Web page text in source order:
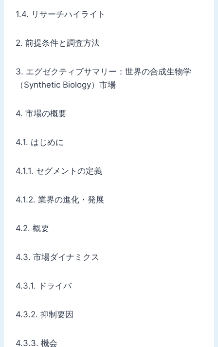
1.4. リサーチハイライト
2. 前提条件と調査方法
3. エグゼクティブサマリー：世界の合成生物学
（Synthetic Biology）市場
4. 市場の概要
4.1. はじめに
4.1.1. セグメントの定義
4.1.2. 業界の進化・発展
4.2. 概要
4.3. 市場ダイナミクス
4.3.1. ドライバ
4.3.2. 抑制要因
4.3.3. 機会